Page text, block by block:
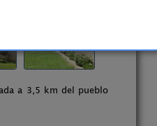
a 3,5 km del pueblo